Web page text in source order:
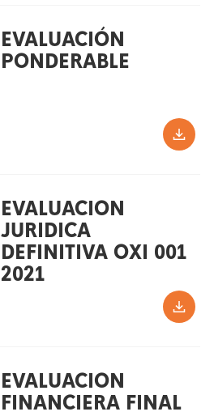
EVALUACIÓN
PONDERABLE
EVALUACION
JURIDICA
DEFINITIVA OXI 001
2021
EVALUACION
FINANCIERA FINAL